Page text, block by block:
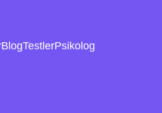
BlogTestlerPsikolog